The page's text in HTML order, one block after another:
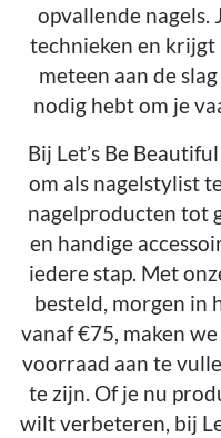
opvallende nagels.
technieken en krijgt
meteen aan de
nodig hebt om je
Bij Let’s Be
om als nagelstylist
nagelproducten tot
en handige
iedere stap. Met
besteld, morgen in
vanaf €75, maken
voorraad aan te
te zijn. Of je nu
wilt verbeteren, bij